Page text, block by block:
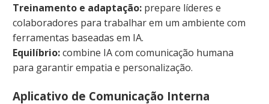
Treinamento e adaptação: prepare líderes e
colaboradores para trabalhar em um ambiente com
ferramentas baseadas em IA.
Equilíbrio:combine IA com comunicação humana
para garantir empatia e personalização.
Aplicativo de Comunicação Interna